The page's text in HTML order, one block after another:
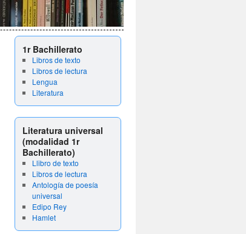
1r Bachillerato
Libros de texto
Libros de lectura
Lengua
Literatura
Literatura universal
(modalidad 1r
Bachillerato)
Llibro de texto
Libros de lectura
Antología de poesía
universal
Edipo Rey
Hamlet